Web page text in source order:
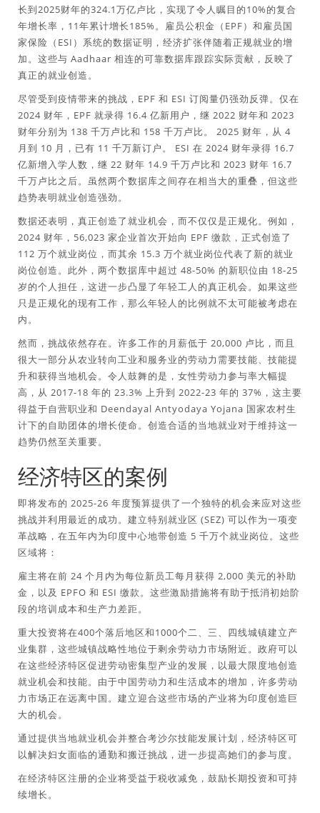
长到2025财年的324.1万亿卢比，实现了令人瞩目的10%的复合
年增长率，11年累计增长185%。雇员公积金（EPF）和雇员国
家保险（ESI）系统的数据证明，经济扩张伴随着正规就业的增
加。这些与 Aadhaar 相连的可靠数据库跟踪实际贡献，反映了
真正的就业创造。
尽管受到疫情带来的挑战，EPF 和 ESI 订阅量仍强劲反弹。仅在
2024 财年，EPF 就录得 16.4 亿新用户，继 2022 财年和 2023
财年分别为 138 千万卢比和 158 千万卢比。 2025 财年，从 4
月到 10 月，已有 11 千万新订户。 ESI 在 2024 财年录得 16.7
亿新增入学人数，继 22 财年 14.9 千万卢比和 2023 财年 16.7
千万卢比之后。虽然两个数据库之间存在相当大的重叠，但这些
趋势表明就业创造强劲。
数据还表明，真正创造了就业机会，而不仅仅是正规化。例如，
2024 财年，56,023 家企业首次开始向 EPF 缴款，正式创造了
112 万个就业岗位，而其余 15.3 万个就业岗位代表了新的就业
岗位创造。此外，两个数据库中超过 48-50% 的新职位由 18-25
岁的个人担任，这进一步凸显了年轻工人的真正机会。如果这些
只是正规化的现有工作，那么年轻人的比例就不太可能被考虑在
内。
然而，挑战依然存在。许多工作的月薪低于 20,000 卢比，而且
很大一部分从农业转向工业和服务业的劳动力需要技能、技能提
升和获得当地机会。令人鼓舞的是，女性劳动力参与率大幅提
高，从 2017-18 年的 23.3% 上升到 2022-23 年的 37%，这主要
得益于自营职业和 Deendayal Antyodaya Yojana 国家农村生
计下的自助团体的增长使命。创造合适的当地就业对于维持这一
趋势仍然至关重要。
经济特区的案例
即将发布的 2025-26 年度预算提供了一个独特的机会来应对这些
挑战并利用最近的成功。建立特别就业区 (SEZ) 可以作为一项变
革战略，在五年内为印度中心地带创造 5 千万个就业岗位。这些
区域将：
雇主将在前 24 个月内为每位新员工每月获得 2,000 美元的补助
金，以及 EPFO 和 ESI 缴款。这些激励措施将有助于抵消初始阶
段的培训成本和生产力差距。
重大投资将在400个落后地区和1000个二、三、四线城镇建立产
业集群，这些城镇战略性地位于剩余劳动力市场附近。政府可以
在这些经济特区促进劳动密集型产业的发展，以最大限度地创造
就业机会和技能。由于中国劳动力和生活成本的增加，许多劳动
力市场正在远离中国。建立迎合这些市场的产业将为印度创造巨
大的机会。
通过提供当地就业机会并整合考沙尔技能发展计划，经济特区可
以解决妇女面临的通勤和搬迁挑战，进一步提高她们的参与度。
在经济特区注册的企业将受益于税收减免，鼓励长期投资和可持
续增长。